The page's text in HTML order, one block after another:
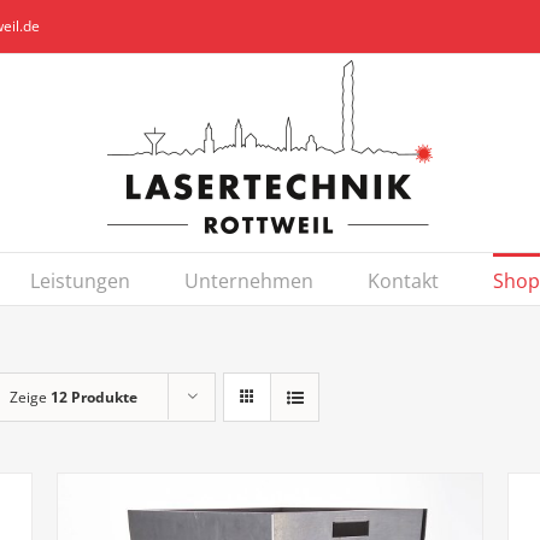
Leistungen Unternehmen Kontakt Shop
Zeige 12 Produkte